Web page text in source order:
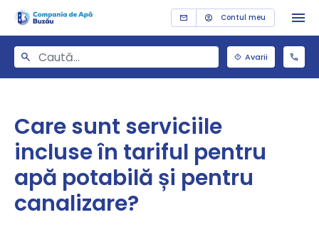
Contul meu
Avarii
Care sunt serviciile
incluse în tariful pentru
apă potabilă și pentru
canalizare?